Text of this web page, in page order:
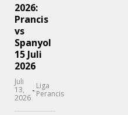
2026:
Prancis
vs
Spanyol
15 Juli
2026
Juli
13,
2026
- Liga
Perancis